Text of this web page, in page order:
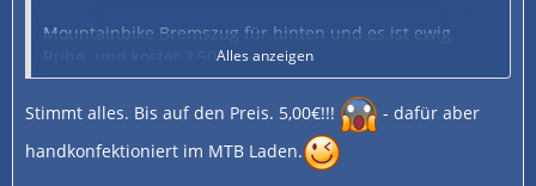
Mountainbike Bremszug für hinten und es ist ewig
..und man wundert sich, wie man plötzlich das Gas
millimetergenau dosieren kann..
musst nur auf den Pömpel achten, der ins Gaspedal
Alles anzeigen
Stimmt alles. Bis auf den Preis. 5,00€!!!
- dafür aber
handkonfektioniert im MTB Laden.